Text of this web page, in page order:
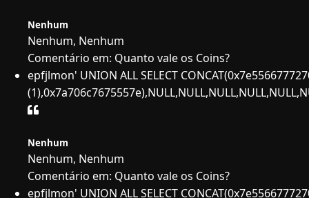
Nenhum
Nenhum, Nenhum
Comentário em: Quanto vale os Coins?
epfjlmon' UNION ALL SELECT
Nenhum
Nenhum, Nenhum
Comentário em: Quanto vale os Coins?
epfjlmon' UNION ALL SELECT